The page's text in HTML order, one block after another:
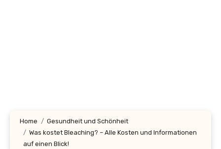
Home
Gesundheit und Schönheit
Was kostet Bleaching? – Alle Kosten und Informationen
auf einen Blick!